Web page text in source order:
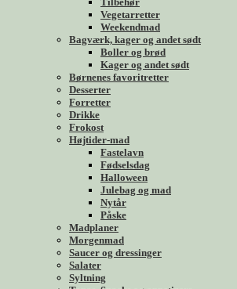
Vegetarretter
Weekendmad
Bagværk, kager og andet sødt
Boller og brød
Kager og andet sødt
Børnenes favoritretter
Desserter
Forretter
Drikke
Frokost
Højtider-mad
Fastelavn
Fødselsdag
Halloween
Julebag og mad
Nytår
Påske
Madplaner
Morgenmad
Saucer og dressinger
Salater
Syltning